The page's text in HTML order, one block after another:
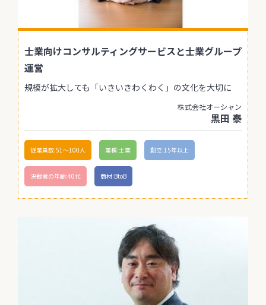
士業向けコンサルティングサービスと士業グループ
運営
規模が拡大しても「いきいきわくわく」の文化を大切に
株式会社オーシャン
黒田 泰
従業員数:51〜100人 業種:士業 創立:15年以上
決裁者の年齢:40代 商材:BtoB